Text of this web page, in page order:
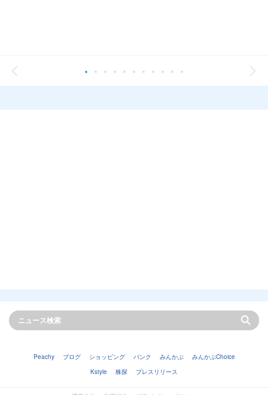
Peachy ブログ ショッピング バンク みんかぶ
みんかぶChoice
Kstyle
株探 プレスリリース